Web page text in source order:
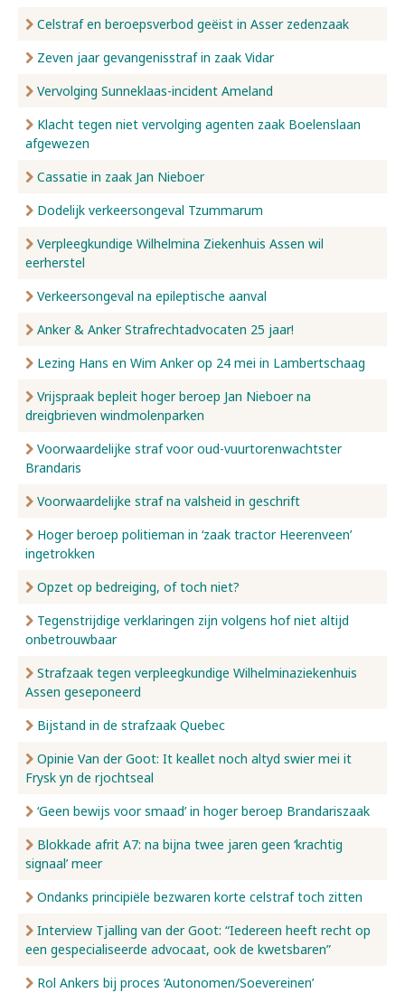
Celstraf en beroepsverbod geëist in Asser zedenzaak
Zeven jaar gevangenisstraf in zaak Vidar
Vervolging Sunneklaas-incident Ameland
Klacht tegen niet vervolging agenten zaak Boelenslaan
afgewezen
Cassatie in zaak Jan Nieboer
Dodelijk verkeersongeval Tzummarum
Verpleegkundige Wilhelmina Ziekenhuis Assen wil
eerherstel
Verkeersongeval na epileptische aanval
Anker & Anker Strafrechtadvocaten 25 jaar!
Lezing Hans en Wim Anker op 24 mei in Lambertschaag
Vrijspraak bepleit hoger beroep Jan Nieboer na
dreigbrieven windmolenparken
Voorwaardelijke straf voor oud-vuurtorenwachtster
Brandaris
Voorwaardelijke straf na valsheid in geschrift
Hoger beroep politieman in ‘zaak tractor Heerenveen’
ingetrokken
Opzet op bedreiging, of toch niet?
Tegenstrijdige verklaringen zijn volgens hof niet altijd
onbetrouwbaar
Strafzaak tegen verpleegkundige Wilhelminaziekenhuis
Assen geseponeerd
Bijstand in de strafzaak Quebec
Opinie Van der Goot: It keallet noch altyd swier mei it
Frysk yn de rjochtseal
‘Geen bewijs voor smaad’ in hoger beroep Brandariszaak
Blokkade afrit A7: na bijna twee jaren geen ‘krachtig
signaal’ meer
Ondanks principiële bezwaren korte celstraf toch zitten
Interview Tjalling van der Goot: “Iedereen heeft recht op
een gespecialiseerde advocaat, ook de kwetsbaren”
Rol Ankers bij proces ‘Autonomen/Soevereinen’